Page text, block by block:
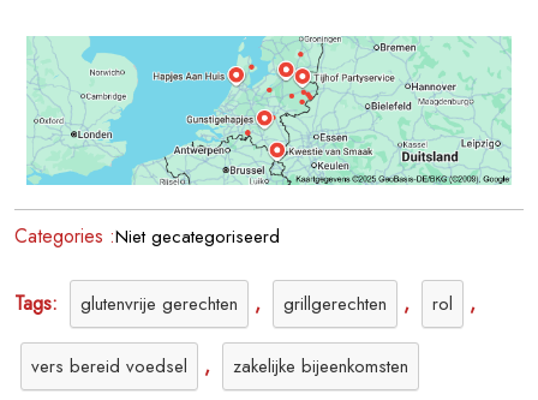
Hapjesbuffet:
De
Perfecte
Verwennerij
voor
Elk
Feest
Categories :Niet gecategoriseerd
Tags: glutenvrije gerechten , grillgerechten , rol ,
vers bereid voedsel , zakelijke bijeenkomsten